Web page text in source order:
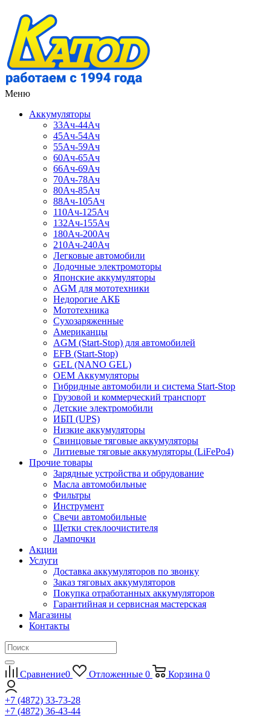
Меню
Аккумуляторы
33Ач-44Ач
45Ач-54Ач
55Ач-59Ач
60Ач-65Ач
66Ач-69Ач
70Ач-78Ач
80Ач-85Ач
88Ач-105Ач
110Ач-125Ач
132Ач-155Ач
180Ач-200Ач
210Ач-240Ач
Легковые автомобили
Лодочные электромоторы
Японские аккумуляторы
AGM для мототехники
Недорогие АКБ
Мототехника
Сухозаряженные
Американцы
AGM (Start-Stop) для автомобилей
EFB (Start-Stop)
GEL (NANO GEL)
OEM Аккумуляторы
Гибридные автомобили и система Start-Stop
Грузовой и коммерческий транспорт
Детские электромобили
ИБП (UPS)
Низкие аккумуляторы
Свинцовые тяговые аккумуляторы
Литиевые тяговые аккумуляторы (LiFePo4)
Прочие товары
Зарядные устройства и обрудование
Масла автомобильные
Фильтры
Инструмент
Свечи автомобильные
Щетки стеклоочистителя
Лампочки
Акции
Услуги
Доставка аккумуляторов по звонку
Заказ тяговых аккумуляторов
Покупка отработанных аккумуляторов
Гарантийная и сервисная мастерская
Магазины
Контакты
Сравнение0 Отложенные 0 Корзина 0
+7 (4872) 33-73-28
+7 (4872) 36-43-44